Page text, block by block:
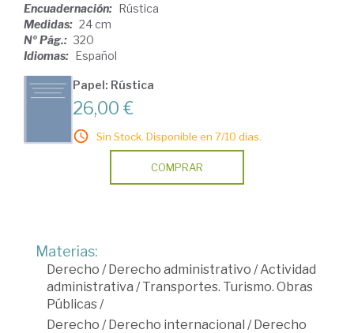
Encuadernación: Rústica
Medidas: 24 cm
Nº Pág.: 320
Idiomas: Español
Papel: Rústica
26,00 €
Sin Stock. Disponible en 7/10 días.
COMPRAR
Materias:
Derecho /Derecho administrativo /Actividad
administrativa /Transportes. Turismo. Obras
Públicas/
Derecho /Derecho internacional /Derecho